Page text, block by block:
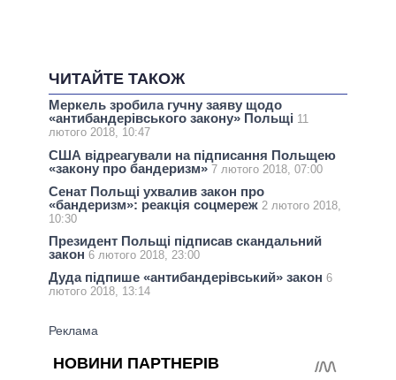
ЧИТАЙТЕ ТАКОЖ
Меркель зробила гучну заяву щодо
«антибандерівського закону» Польщі 11
лютого 2018, 10:47
США відреагували на підписання Польщею
«закону про бандеризм» 7 лютого 2018, 07:00
Сенат Польщі ухвалив закон про
«бандеризм»: реакція соцмереж 2 лютого 2018,
10:30
Президент Польщі підписав скандальний
закон 6 лютого 2018, 23:00
Дуда підпише «антибандерівський» закон 6
лютого 2018, 13:14